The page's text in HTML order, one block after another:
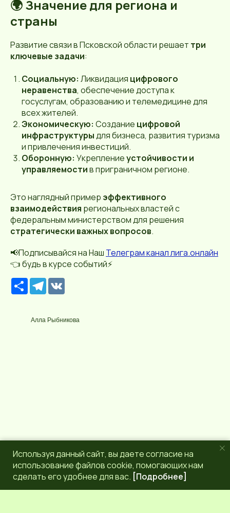
🌍 Значение для региона и
страны
Развитие связи в Псковской области решает три
ключевые задачи:
Социальную: Ликвидация цифрового
неравенства, обеспечение доступа к
госуслугам, образованию и телемедицине для
всех жителей.
Экономическую: Создание цифровой
инфраструктурыдля бизнеса, развития туризма
и привлечения инвестиций.
Оборонную: Укреплениеустойчивости и
управляемостив приграничном регионе.
Это наглядный пример эффективного
взаимодействия региональных властей с
федеральным министерством для решения
стратегически важных вопросов.
📢Подписывайся на Наш Телеграм канал лига.онлайн
👈 будь в курсе событий⚡️
Р
е
с
р
с
T
e
g
r
Алла Рыбникова
Используя данный сайт, вы даете согласие на
использование файлов cookie, помогающих нам
сделать его удобнее для вас. [Подробнее]